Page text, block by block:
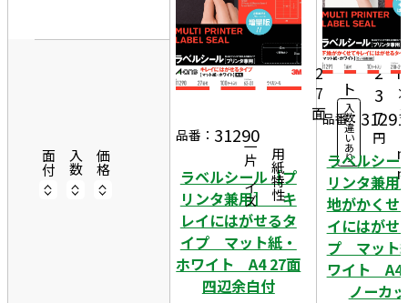
面付 入数 価格 一片サイズ用紙特性
品番： 31290
ラベルシール［プ
リンタ兼用］ キ
レイにはがせるタ
イプ マット紙・
ホワイト A4 27面
四辺余白付
2
7
面
10
0シ
ー
ト
入
数
違
い
あ
り
6,
2
3
7
円
6
3
1
品番： 31291
ラベルシー
リンタ兼
地がかくせ
イにはがせ
プ マット
ワイト A4
ノーカ